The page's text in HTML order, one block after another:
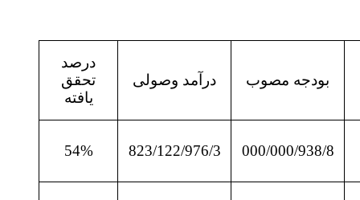
بودجه مصوب درآمد وصولی
درصد
تحقق
یافته
000/000/938/8
823/122/976/3
54%